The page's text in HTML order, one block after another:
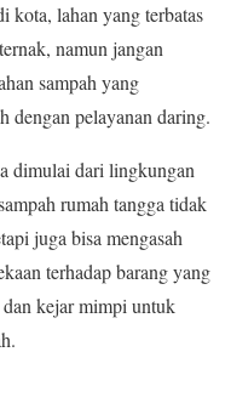
kota, lahan yang terbatas
namun jangan
sampah yang
dengan pelayanan daring.
dimulai dari lingkungan
rumah tangga tidak
juga bisa mengasah
terhadap barang yang
kejar mimpi untuk